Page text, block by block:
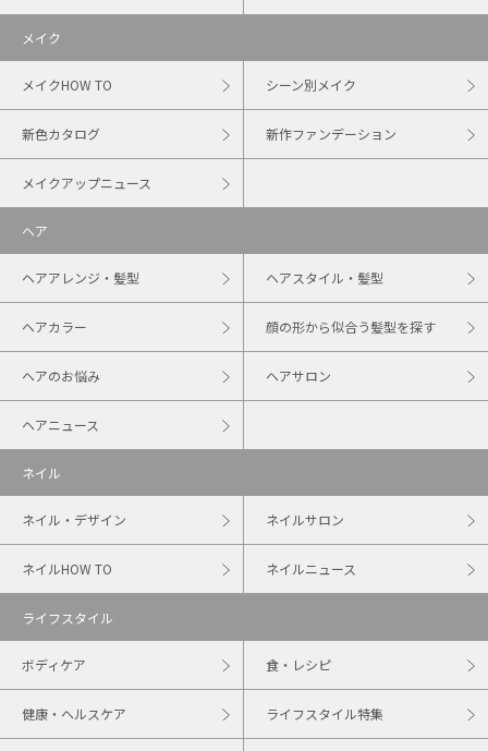
メイク
メイクHOW TO シーン別メイク
新色カタログ 新作ファンデーション
メイクアップニュース
ヘア
ヘアアレンジ・髪型 ヘアスタイル・髪型
ヘアカラー 顔の形から似合う髪型を探す
ヘアのお悩み ヘアサロン
ヘアニュース
ネイル
ネイル・デザイン ネイルサロン
ネイルHOW TO ネイルニュース
ライフスタイル
ボディケア 食・レシピ
健康・ヘルスケア ライフスタイル特集